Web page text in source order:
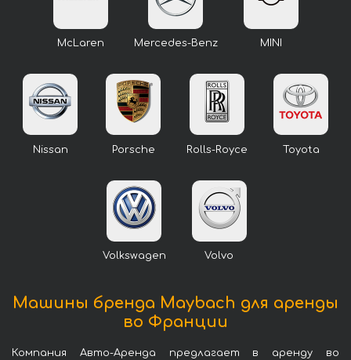
McLaren Mercedes-Benz MINI
Nissan Porsche Rolls-Royce Toyota
Volkswagen Volvo
Машины бренда Maybach для аренды
во Франции
Компания Авто-Аренда предлагает в аренду во